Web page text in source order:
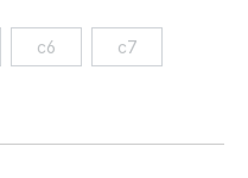
c6 c7